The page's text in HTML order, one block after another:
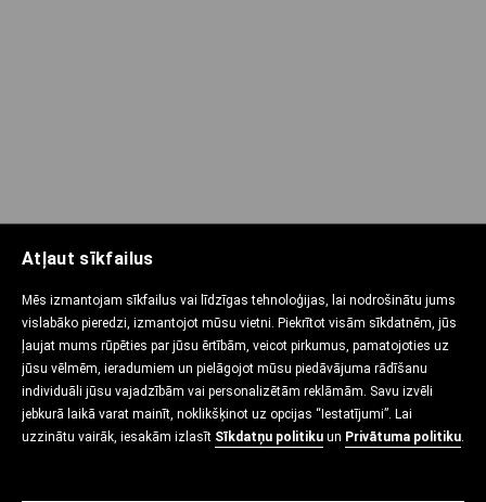
Atļaut sīkfailus
Mēs izmantojam sīkfailus vai līdzīgas tehnoloģijas, lai nodrošinātu jums
vislabāko pieredzi, izmantojot mūsu vietni. Piekrītot visām sīkdatnēm, jūs
ļaujat mums rūpēties par jūsu ērtībām, veicot pirkumus, pamatojoties uz
jūsu vēlmēm, ieradumiem un pielāgojot mūsu piedāvājuma rādīšanu
individuāli jūsu vajadzībām vai personalizētām reklāmām. Savu izvēli
jebkurā laikā varat mainīt, noklikšķinot uz opcijas “Iestatījumi”. Lai
uzzinātu vairāk, iesakām izlasīt Sīkdatņu politiku un Privātuma politiku.